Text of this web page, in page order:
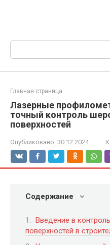
Поиск:
Главная страница
Лазерные
точный контроль
поверхностей
Опубликовано: 30.12.2024
Содержание
Введение в
поверхностей в